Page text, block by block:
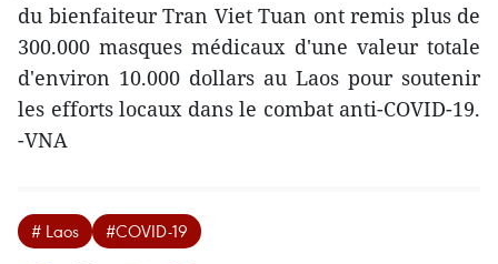
du bienfaiteur Tran Viet Tuan ont remis plus de
300.000 masques médicaux d'une valeur totale
d'environ 10.000 dollars au Laos pour soutenir
les efforts locaux dans le combat anti-COVID-19.
-VNA
# Laos #COVID-19